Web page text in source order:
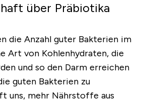
über Präbiotika
die Anzahl guter Bakterien im
Art von Kohlenhydraten, die
und so den Darm erreichen
guten Bakterien zu
uns, mehr Nährstoffe aus